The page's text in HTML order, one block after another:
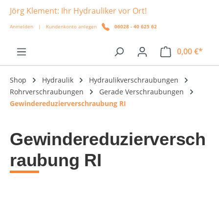
springen
Jörg Klement: Ihr Hydrauliker vor Ort!
Anmelden | Kundenkonto anlegen 06028 - 40 625 62
0,00 €*
Shop Hydraulik
Hydraulikverschraubungen
Rohrverschraubungen
Gerade Verschraubungen
Gewindereduzierverschraubung RI
Gewindereduzierversch
raubung RI